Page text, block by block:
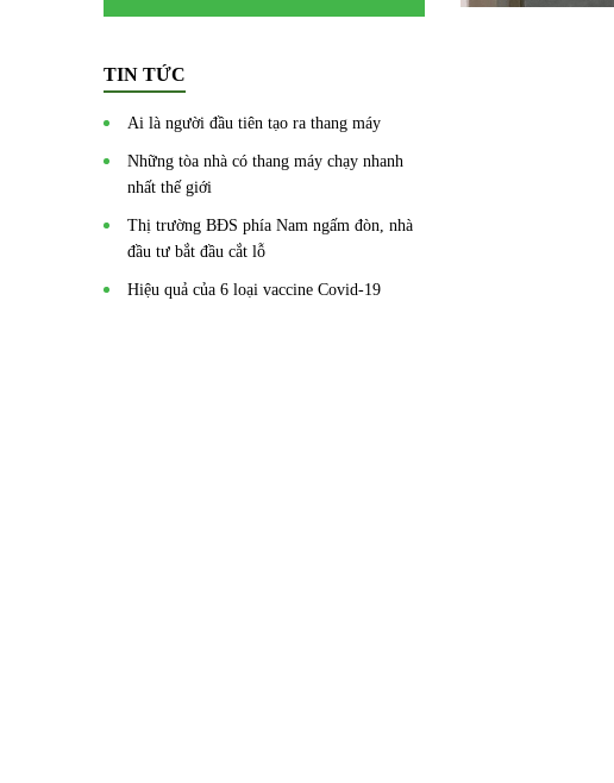
TIN TỨC
Ai là người đầu tiên tạo ra thang máy
Những tòa nhà có thang máy chạy nhanh
nhất thế giới
Thị trường BĐS phía Nam ngấm đòn, nhà
đầu tư bắt đầu cắt lỗ
Hiệu quả của 6 loại vaccine Covid-19